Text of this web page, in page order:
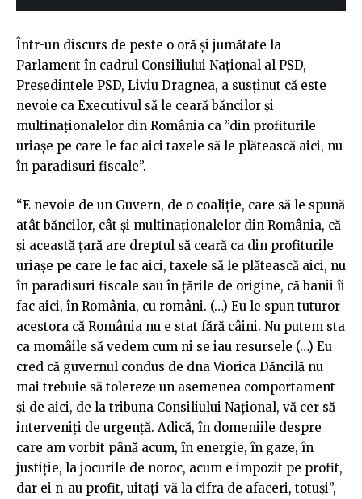
Într-un discurs de peste o oră și jumătate la
Parlament în cadrul Consiliului Național al PSD,
Preşedintele PSD, Liviu Dragnea, a susţinut că este
nevoie ca Executivul să le ceară băncilor şi
multinaţionalelor din România ca ”din profiturile
uriaşe pe care le fac aici taxele să le plătească aici, nu
în paradisuri fiscale”.
“E nevoie de un Guvern, de o coaliţie, care să le spună
atât băncilor, cât şi multinaţionalelor din România, că
şi această ţară are dreptul să ceară ca din profiturile
uriaşe pe care le fac aici, taxele să le plătească aici, nu
în paradisuri fiscale sau în ţările de origine, că banii îi
fac aici, în România, cu români. (…) Eu le spun tuturor
acestora că România nu e stat fără câini. Nu putem sta
ca momâile să vedem cum ni se iau resursele (…) Eu
cred că guvernul condus de dna Viorica Dăncilă nu
mai trebuie să tolereze un asemenea comportament
şi de aici, de la tribuna Consiliului Naţional, vă cer să
interveniţi de urgenţă. Adică, în domeniile despre
care am vorbit până acum, în energie, în gaze, în
justiţie, la jocurile de noroc, acum e impozit pe profit,
dar ei n-au profit, uitaţi-vă la cifra de afaceri, totuşi”,